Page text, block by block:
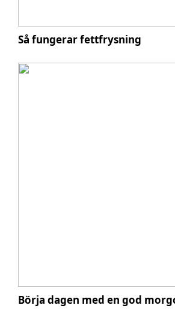
Så fungerar fettfrysning
Börja dagen med en god